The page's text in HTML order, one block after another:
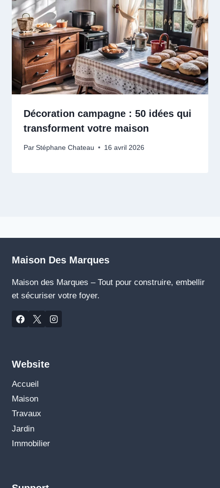
Décoration campagne : 50 idées qui
transforment votre maison
Par Stéphane Chateau 16 avril 2026
Maison Des Marques
Maison des Marques – Tout pour construire, embellir
et sécuriser votre foyer.
Website
Accueil
Maison
Travaux
Jardin
Immobilier